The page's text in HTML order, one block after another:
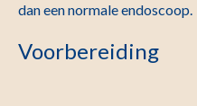
dan een normale endoscoop.
Voorbereiding